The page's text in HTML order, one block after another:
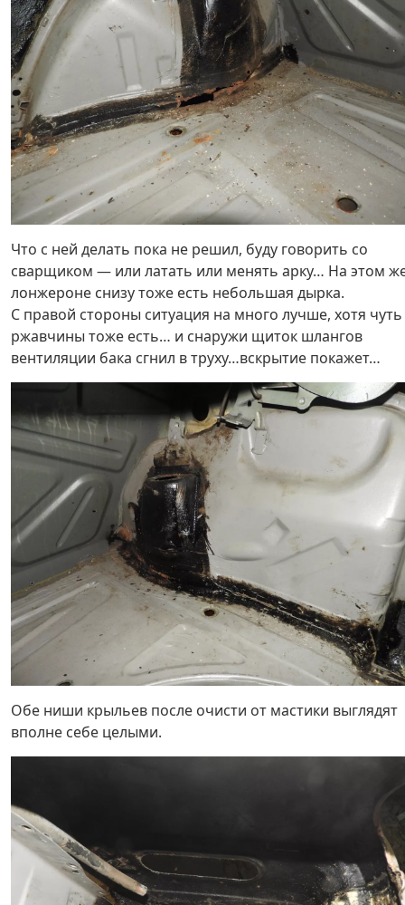
Что с ней делать пока не решил, буду говорить со
сварщиком — или латать или менять арку… На этом
лонжероне снизу тоже есть небольшая дырка.
С правой стороны ситуация на много лучше, хотя чуть
ржавчины тоже есть… и снаружи щиток шлангов
вентиляции бака сгнил в труху…вскрытие покажет…
Обе ниши крыльев после очисти от мастики выглядят
вполне себе целыми.